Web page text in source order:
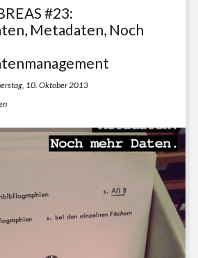
LIBREAS. Library Ideas
#23:
Metadaten, Noch
10. Oktober 2013